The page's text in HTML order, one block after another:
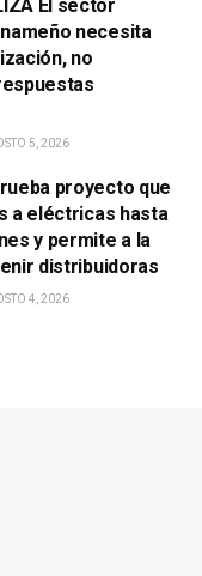
El sector
necesita
no
5, 2026
proyecto que
a eléctricas hasta
y permite a la
distribuidoras
4, 2026